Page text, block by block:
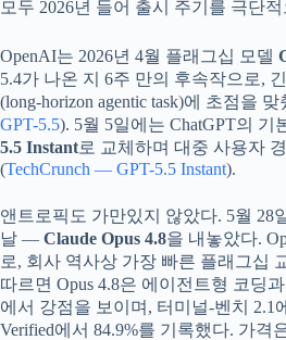
모두 2026년 들어 출시 주기를 극단
OpenAI는 2026년 4월 플래그십 모델
5.4가 나온 지 6주 만의 후속작으로,
(long-horizon agentic task)에 초점을 맞
GPT-5.5). 5월 5일에는 ChatGPT의 기
5.5 Instant로 교체하며 대중 사용자
(TechCrunch — GPT-5.5 Instant).
앤트로픽도 가만있지 않았다. 5월
날 — Claude Opus 4.8을 내놓았다.
로, 회사 역사상 가장 빠른 플래그십
따르면 Opus 4.8은 에이전트형 코딩
에서 강점을 보이며, 터미널-벤치 2.1
Verified에서 84.9%를 기록했다. 가격